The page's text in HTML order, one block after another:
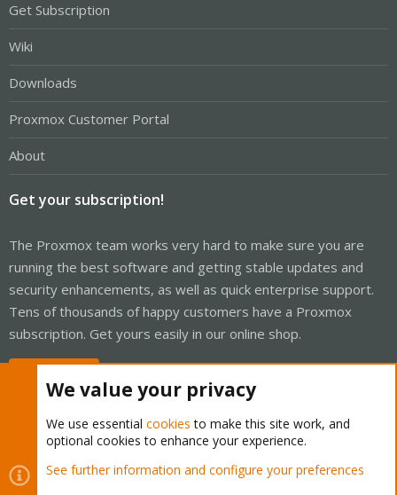
Get Subscription
Wiki
Downloads
Proxmox Customer Portal
About
Get your subscription!
The Proxmox team works very hard to make sure you are
running the best software and getting stable updates and
security enhancements, as well as quick enterprise support.
Tens of thousands of happy customers have a Proxmox
subscription. Get yours easily in our online shop.
Cookies
Proxmox Support Forum - Light Mode
We value your privacy
We use essential cookies to make this site work, and
optional cookies to enhance your experience.
See further information and configure your preferences